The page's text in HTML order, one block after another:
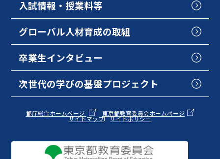
入試情報・授業料等
グローバル人材育成の取組
卒業生インタビュー
次世代の学びの基盤プロジェクト
都庁総合ホームページ 東京都教育委員会ホームページ
サイトマップ サイトポリシー